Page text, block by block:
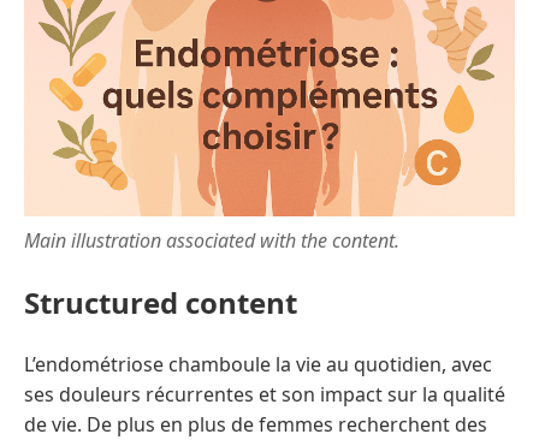
Main illustration associated with the content.
Structured content
L’endométriose chamboule la vie au quotidien, avec
ses douleurs récurrentes et son impact sur la qualité
de vie. De plus en plus de femmes recherchent des